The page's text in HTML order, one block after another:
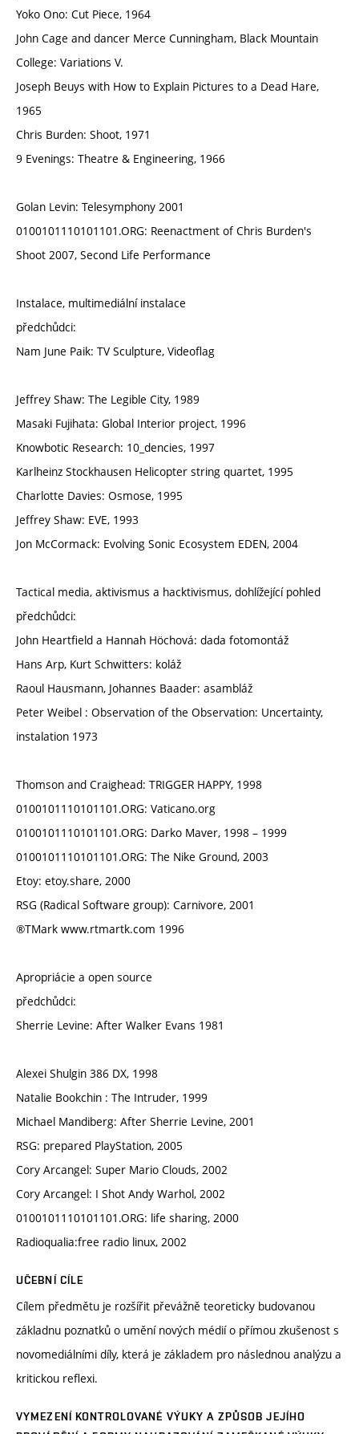
Yoko Ono: Cut Piece, 1964
John Cage and dancer Merce Cunningham, Black Mountain
College: Variations V.
Joseph Beuys with How to Explain Pictures to a Dead Hare,
1965
Chris Burden: Shoot, 1971
9 Evenings: Theatre & Engineering, 1966
Golan Levin: Telesymphony 2001
0100101110101101.ORG: Reenactment of Chris Burden's
Shoot 2007, Second Life Performance
Instalace, multimediální instalace
předchůdci:
Nam June Paik: TV Sculpture, Videoflag
Jeffrey Shaw: The Legible City, 1989
Masaki Fujihata: Global Interior project, 1996
Knowbotic Research: 10_dencies, 1997
Karlheinz Stockhausen Helicopter string quartet, 1995
Charlotte Davies: Osmose, 1995
Jeffrey Shaw: EVE, 1993
Jon McCormack: Evolving Sonic Ecosystem EDEN, 2004
Tactical media, aktivismus a hacktivismus, dohlížející pohled
předchůdci:
John Heartfield a Hannah Höchová: dada fotomontáž
Hans Arp, Kurt Schwitters: koláž
Raoul Hausmann, Johannes Baader: asambláž
Peter Weibel : Observation of the Observation: Uncertainty,
instalation 1973
Thomson and Craighead: TRIGGER HAPPY, 1998
0100101110101101.ORG: Vaticano.org
0100101110101101.ORG: Darko Maver, 1998 – 1999
0100101110101101.ORG: The Nike Ground, 2003
Etoy: etoy.share, 2000
RSG (Radical Software group): Carnivore, 2001
®TMark www.rtmartk.com 1996
Apropriácie a open source
předchůdci:
Sherrie Levine: After Walker Evans 1981
Alexei Shulgin 386 DX, 1998
Natalie Bookchin : The Intruder, 1999
Michael Mandiberg: After Sherrie Levine, 2001
RSG: prepared PlayStation, 2005
Cory Arcangel: Super Mario Clouds, 2002
Cory Arcangel: I Shot Andy Warhol, 2002
0100101110101101.ORG: life sharing, 2000
Radioqualia:free radio linux, 2002
UČEBNÍ CÍLE
Cílem předmětu je rozšířit převážně teoreticky budovanou
základnu poznatků o umění nových médií o přímou zkušenost s
novomediálními díly, která je základem pro následnou analýzu a
kritickou reflexi.
VYMEZENÍ KONTROLOVANÉ VÝUKY A ZPŮSOB JEJÍHO